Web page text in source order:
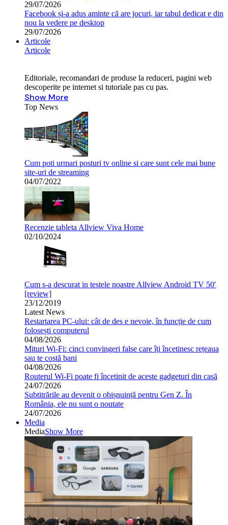
29/07/2026
Facebook și-a adus aminte că are jocuri, iar tabul dedicat e din
nou la vedere pe desktop
29/07/2026
Articole
Articole
Editoriale, recomandari de produse la reduceri, pagini web
descoperite pe internet si tutoriale pas cu pas.
Show More
Top News
Cum poti urmari posturi tv online si care sunt cele mai bune
site-uri de streaming
04/07/2022
Recenzie tableta Allview Viva Home
02/10/2024
Cum s-a descurat in testele noastre Allview Android TV 50′
[review]
23/12/2019
Latest News
Restartarea PC-ului: cât de des e nevoie, în funcție de cum
folosești computerul
04/08/2026
Mituri Wi-Fi: cinci convingeri false care îți încetinesc rețeaua
sau te costă bani
04/08/2026
Routerul Wi-Fi poate fi încetinit de aceste gadgeturi din casă
24/07/2026
Subtitrările au devenit o obișnuință pentru Gen Z. În
România, ele nu sunt o noutate
24/07/2026
Media
MediaShow More